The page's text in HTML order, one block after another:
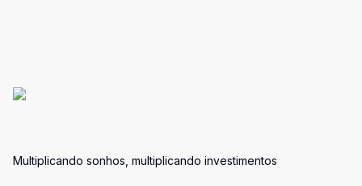
Multiplicando sonhos, multiplicando investimentos